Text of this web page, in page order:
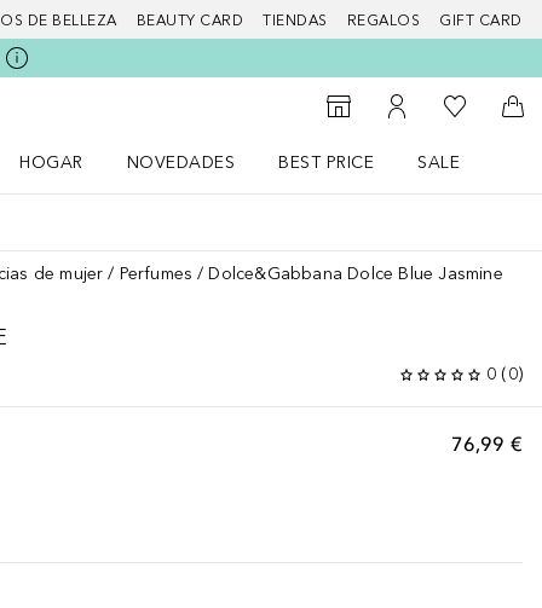
DE BELLEZA BEAUTY CARD TIENDAS REGALOS GIFT CARD
Al Storefinder
Mi cuenta
Mi lista de
A
HOGAR
NOVEDADES
BEST PRICE
SALE
de mujer Perfumes Dolce&Gabbana Dolce Blue Jasmine
0 (0)
76,99 €